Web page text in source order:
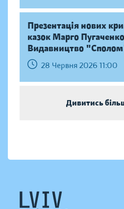
Презентація нових
казок Марго
Видавництво
28 Червня 2026 11:00
Дивитись